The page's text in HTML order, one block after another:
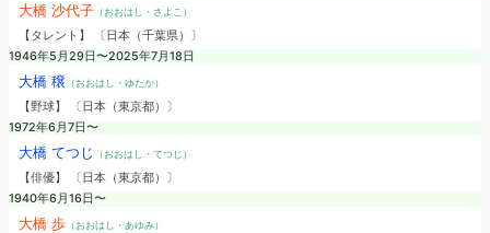
大橋 沙代子（おおはし・さよこ）
【タレント】 〔日本（千葉県）〕
1946年5月29日〜2025年7月18日
大橋 穣 （おおはし・ゆたか）
【野球】 〔日本（東京都）〕
1972年6月7日〜
大橋 てつじ （おおはし・てつじ）
【俳優】 〔日本（東京都）〕
1940年6月16日〜
大橋 歩（おおはし・あゆみ）